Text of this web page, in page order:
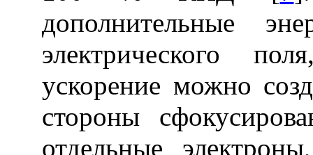
дополнительные
электрического
ускорение можно
стороны
отдельные